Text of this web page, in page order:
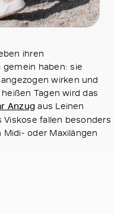
ihren
haben: sie
wirken und
Tagen wird das
Anzugaus Leinen
Viskose fallen besonders
oder Maxilängen